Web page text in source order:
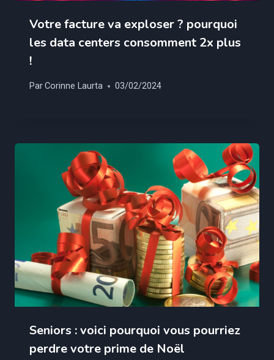
Votre facture va exploser ? pourquoi
les data centers consomment 2x plus
!
ParCorinne Laurta 03/02/2024
Seniors : voici pourquoi vous pourriez
perdre votre prime de Noël